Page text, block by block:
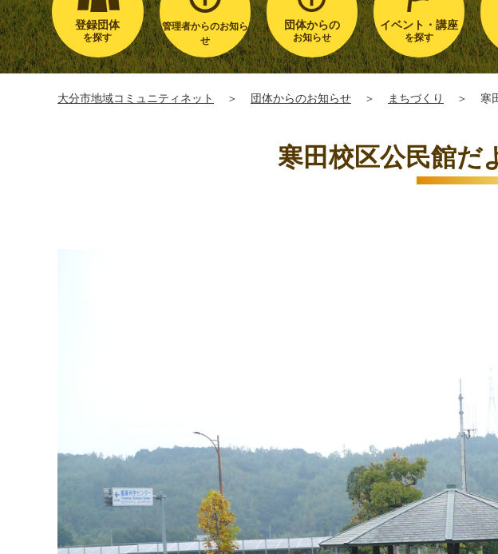
登録団体
を探す
管理者からのお知ら
せ
団体からの
お知らせ
イベント・講座
を探す
大分市地域コミュニティネット ＞ 団体からのお知らせ ＞ まちづくり ＞ 寒
寒田校区公民館だ